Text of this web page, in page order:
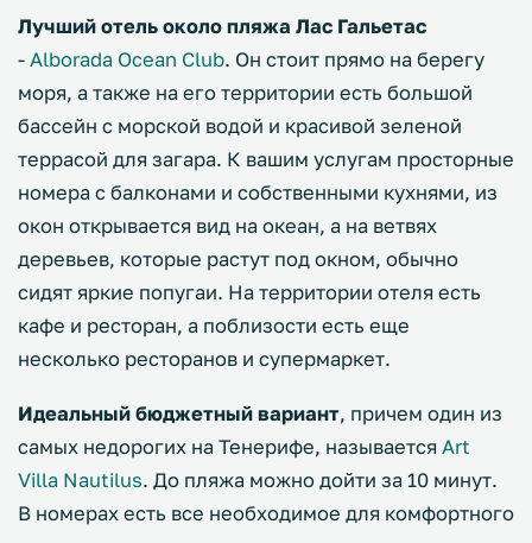
Лучший отель около пляжа Лас Гальетас
- Alborada Ocean Club. Он стоит прямо на берегу
моря, а также на его территории есть большой
бассейн с морской водой и красивой зеленой
террасой для загара. К вашим услугам просторные
номера с балконами и собственными кухнями, из
окон открывается вид на океан, а на ветвях
деревьев, которые растут под окном, обычно
сидят яркие попугаи. На территории отеля есть
кафе и ресторан, а поблизости есть еще
несколько ресторанов и супермаркет.
Идеальный бюджетный вариант, причем один из
самых недорогих на Тенерифе, называется Art
Villa Nautilus. До пляжа можно дойти за 10 минут.
В номерах есть все необходимое для комфортного